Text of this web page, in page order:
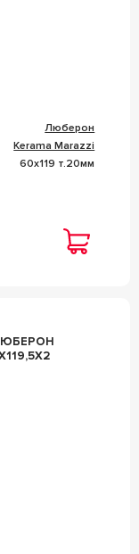
Люберон
Kerama Marazzi
60x119 т.20мм